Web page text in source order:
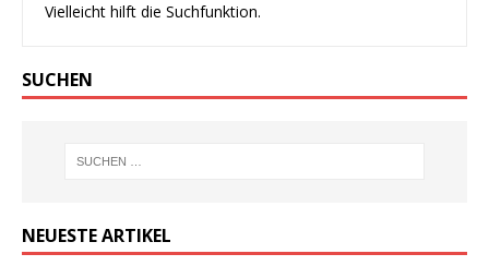
Vielleicht hilft die Suchfunktion.
SUCHEN
NEUESTE ARTIKEL